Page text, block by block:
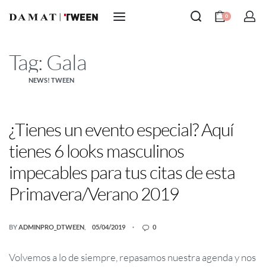
0
Tag: Gala
NEWS! TWEEN
¿Tienes un evento especial? Aquí
tienes 6 looks masculinos
impecables para tus citas de esta
Primavera/Verano 2019
BYADMINPRO_DTWEEN 05/04/2019 0
Volvemos a lo de siempre, repasamos nuestra agenda y nos